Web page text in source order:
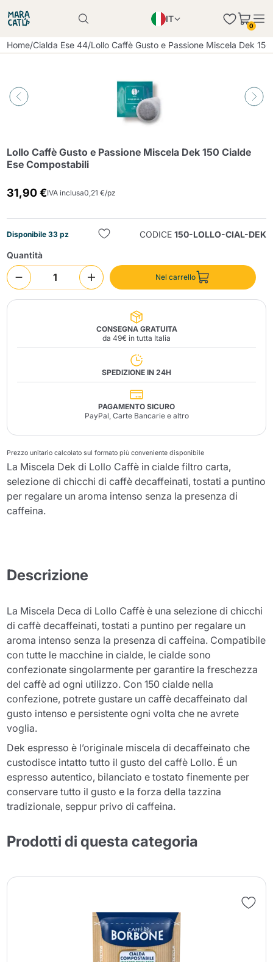
IT
EN
0
Home/Cialda Ese 44/Lollo Caffè Gusto e Passione Miscela Dek
Lollo Caffè Gusto e Passione Miscela Dek 150 Cialde
Ese Compostabili
31,90 €IVA inclusa0,21 €/pz
Disponibile 33 pz CODICE 150-LOLLO-CIAL-DEK
Quantità
Nel carrello
CONSEGNA GRATUITA
da 49€ in tutta Italia
SPEDIZIONE IN 24H
PAGAMENTO SICURO
PayPal, Carte Bancarie e altro
Prezzo unitario calcolato sul formato più conveniente disponibile
La Miscela Dek di Lollo Caffè in cialde filtro carta,
selezione di chicchi di caffè decaffeinati, tostati a puntino
per regalare un aroma intenso senza la presenza di
caffeina.
Descrizione
La Miscela Deca di Lollo Caffè è una selezione di chicchi
di caffè decaffeinati, tostati a puntino per regalare un
aroma intenso senza la presenza di caffeina. Compatibile
con tutte le macchine in cialde, le cialde sono
confezionate singolarmente per garantire la freschezza
del caffè ad ogni utilizzo. Con 150 cialde nella
confezione, potrete gustare un caffè decaffeinato dal
gusto intenso e persistente ogni volta che ne avrete
voglia.
Dek espresso è l’originale miscela di decaffeinato che
custodisce intatto tutto il gusto del caffè Lollo. É un
espresso autentico, bilanciato e tostato finemente per
conservare tutto il gusto e la forza della tazzina
tradizionale, seppur privo di caffeina.
Prodotti di questa categoria
Il prodotto è stato aggiunto con successo al
Il prodotto è stato aggiunto con successo al
Continua a fare acquisti
Continua a fare acquisti
Invia